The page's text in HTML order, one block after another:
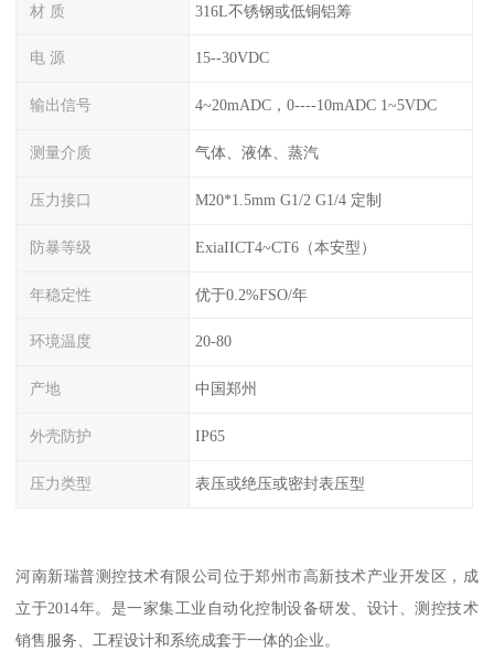
材 质 316L不锈钢或低铜铝筹
电 源 15--30VDC
输出信号 4~20mADC，0----10mADC 1~5VDC
测量介质 气体、液体、蒸汽
压力接口 M20*1.5mm G1/2 G1/4 定制
防暴等级 ExiaIICT4~CT6（本安型）
年稳定性 优于0.2%FSO/年
环境温度 20-80
产地 中国郑州
外壳防护 IP65
压力类型 表压或绝压或密封表压型
河南新瑞普测控技术有限公司位于郑州市高新技术产业开发区，成
立于2014年。是一家集工业自动化控制设备研发、设计、测控技术
销售服务、工程设计和系统成套于一体的企业。